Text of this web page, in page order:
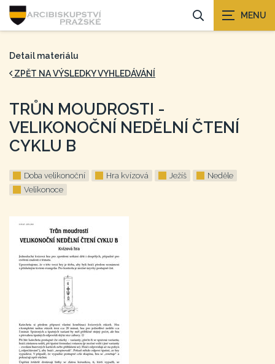
Detail materiálu
ZPĚT NA VÝSLEDKY VYHLEDÁVÁNÍ
TRŮN MOUDROSTI -
VELIKONOČNÍ NEDĚLNÍ ČTENÍ
CYKLU B
Doba velikonoční Hra kvízová Ježíš
Neděle
Velikonoce